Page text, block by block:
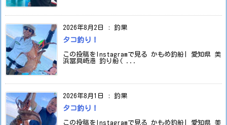
2026年8月2日 : 釣果
タコ釣り！
この投稿をInstagramで見る かもめ釣船| 愛知県 美
浜冨具崎港 釣り船( ...
2026年8月1日 : 釣果
タコ釣り！
この投稿をInstagramで見る かもめ釣船| 愛知県 美